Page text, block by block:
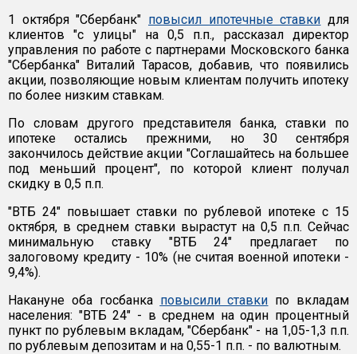
1 октября "Сбербанк" повысил ипотечные ставки для
клиентов "с улицы" на 0,5 п.п., рассказал директор
управления по работе с партнерами Московского банка
"Сбербанка" Виталий Тарасов, добавив, что появились
акции, позволяющие новым клиентам получить ипотеку
по более низким ставкам.
По словам другого представителя банка, ставки по
ипотеке остались прежними, но 30 сентября
закончилось действие акции "Соглашайтесь на большее
под меньший процент", по которой клиент получал
скидку в 0,5 п.п.
"ВТБ 24" повышает ставки по рублевой ипотеке с 15
октября, в среднем ставки вырастут на 0,5 п.п. Сейчас
минимальную ставку "ВТБ 24" предлагает по
залоговому кредиту - 10% (не считая военной ипотеки -
9,4%).
Накануне оба госбанка повысили ставки по вкладам
населения: "ВТБ 24" - в среднем на один процентный
пункт по рублевым вкладам, "Сбербанк" - на 1,05-1,3 п.п.
по рублевым депозитам и на 0,55-1 п.п. - по валютным.